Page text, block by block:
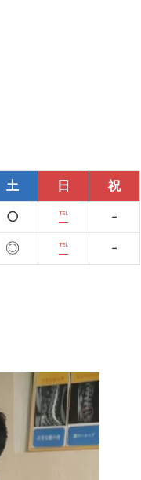
土 日
祝
○ ℡ -
◎ ℡ -